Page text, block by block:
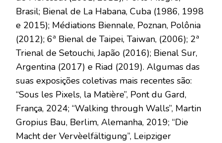
Brasil; Bienal de La Habana, Cuba (1986, 1998
e 2015); Médiations Biennale, Poznan, Polônia
(2012); 6ª Bienal de Taipei, Taiwan, (2006); 2ª
Trienal de Setouchi, Japão (2016); Bienal Sur,
Argentina (2017) e Riad (2019). Algumas das
suas exposições coletivas mais recentes são:
“Sous les Pixels, la Matière”, Pont du Gard,
França, 2024; “Walking through Walls”, Martin
Gropius Bau, Berlim, Alemanha, 2019; “Die
Macht der Vervèelfältigung”, Leipziger